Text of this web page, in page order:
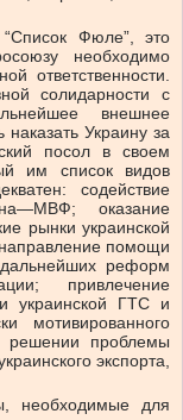
Фюле”, это
необходимо
ответственности.
солидарности с
внешнее
наказать Украину за
посол в своем
им список видов
содействие
оказание
рынки украинской
помощи
реформ
привлечение
украинской ГТС и
мотивированного
решении проблемы
экспорта,
необходимые для